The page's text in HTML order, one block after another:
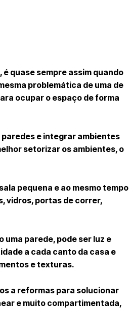
quase sempre assim quando
problemática de uma de
ocupar o espaço de forma
e integrar ambientes
setorizar os ambientes, o
pequena e ao mesmo tempo
vidros, portas de correr,
uma parede, pode ser luz e
a cada canto da casa e
e texturas.
a reformas para solucionar
e muito compartimentada,